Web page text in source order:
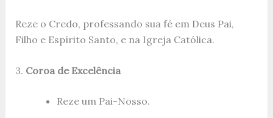
Reze o Credo, professando sua fé em Deus Pai,
Filho e Espírito Santo, e na Igreja Católica.
3. Coroa de Excelência
Reze um Pai-Nosso.